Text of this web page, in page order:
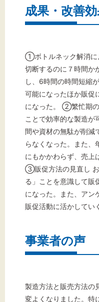
成果・改善
①ボトルネック解消に
切断するのに７時間か
し、6時間の時間短縮
可能になったほか販促
になった。 ②繁忙期
ことで効率的な製造が
間や資材の無駄が削減
らなくなった。また、
にもかかわらず、売上
③販促方法の見直し
る」ことを意識して販
になった。また、アン
販促活動に活かしてい
事業者の声
製造方法と販売方法の
変よくなりました。特